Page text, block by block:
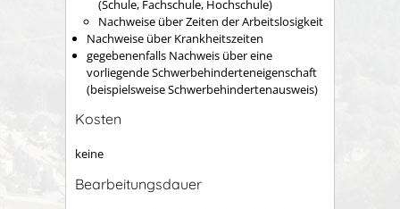
(Schule, Fachschule, Hochschule)
Nachweise über Zeiten der Arbeitslosigkeit
Nachweise über Krankheitszeiten
gegebenenfalls Nachweis über eine
vorliegende Schwerbehinderteneigenschaft
(beispielsweise Schwerbehindertenausweis)
Kosten
keine
Bearbeitungsdauer